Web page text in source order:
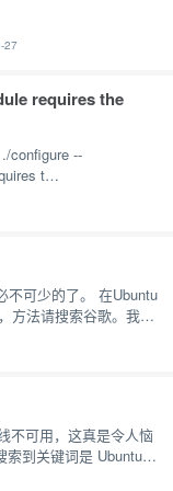
27
requires the
configure --
t…
不可少的了。 在Ubuntu
方法请搜索谷歌。我这
不可用，这真是令人恼
索到关键词是 Ubuntu